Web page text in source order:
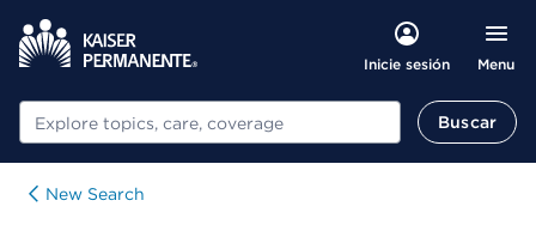
Inicie sesión Menu
Buscar Buscar
New Search